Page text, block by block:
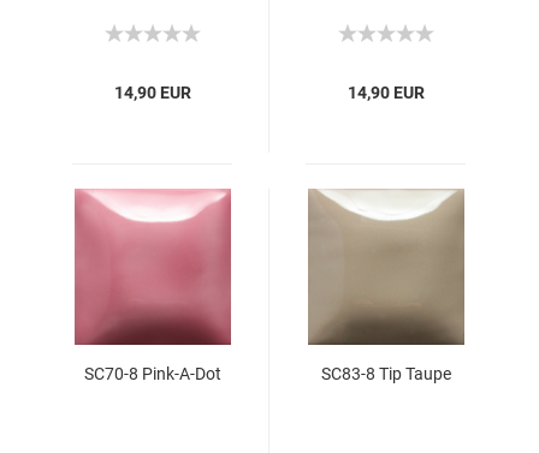
14,90 EUR 14,90 EUR
SC70-8 Pink-A-Dot SC83-8 Tip Taupe